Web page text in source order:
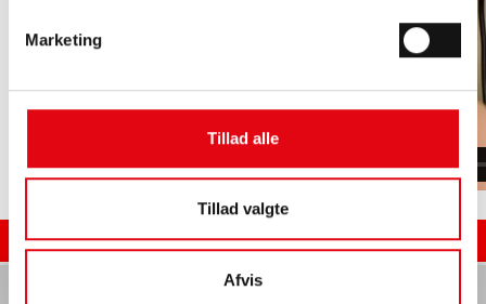
Vi anvender cookies her på hjemmesiden,
Marketing
Tillad alle
Tillad valgte
Afvis
Se mere på techem.dk